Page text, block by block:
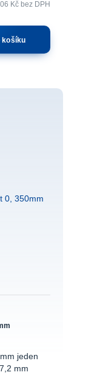
Kčbez DPH
košíku
jeden
mm